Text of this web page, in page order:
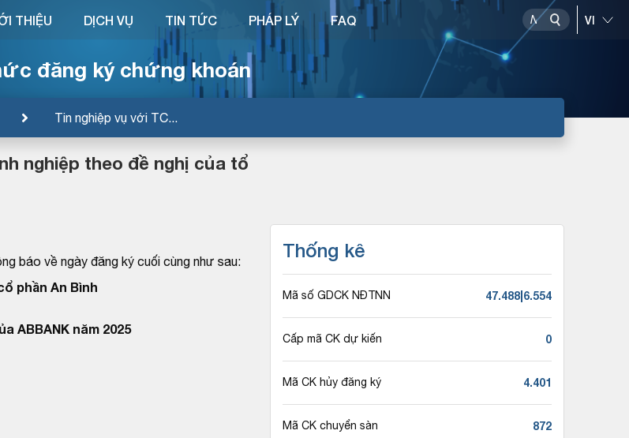
đăng ký chứng khoán
Tin nghiệp vụ với TC...
THIỆU DỊCH VỤ TIN TỨC PHÁP LÝ FAQ
nghiệp theo đề nghị của tổ
báo về ngày đăng ký cuối cùng như sau:
phần An Bình
ABBANK năm 2025
Thống kê
Mã số GDCK NĐTNN 47.488|6.554
Cấp mã CK dự kiến 0
Mã CK hủy đăng ký 4.401
Mã CK chuyển sàn 872